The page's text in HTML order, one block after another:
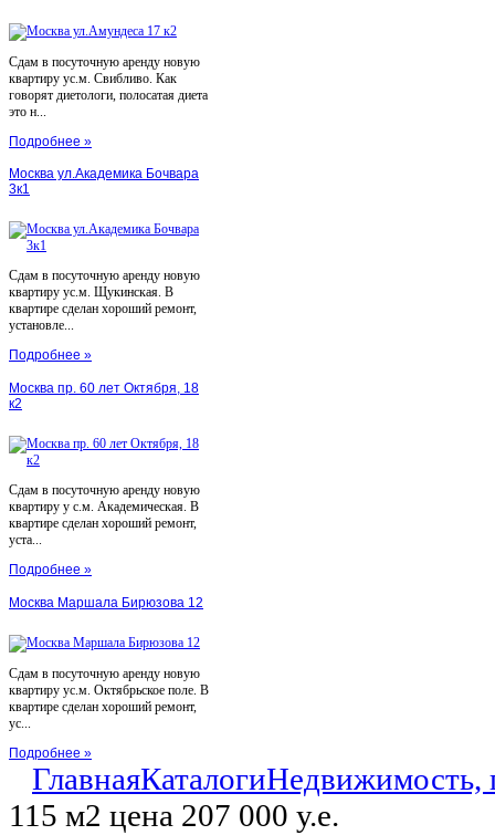
Сдам в посуточную аренду новую
квартиру ус.м. Свибливо. Как
говорят диетологи, полосатая диета
это н...
Подробнее »
Москва ул.Академика Бочвара
3к1
Сдам в посуточную аренду новую
квартиру ус.м. Щукинская. В
квартире сделан хороший ремонт,
установле...
Подробнее »
Москва пр. 60 лет Октября, 18
к2
Сдам в посуточную аренду новую
квартиру у с.м. Академическая. В
квартире сделан хороший ремонт,
уста...
Подробнее »
Москва Маршала Бирюзова 12
Сдам в посуточную аренду новую
квартиру ус.м. Октябрьское поле. В
квартире сделан хороший ремонт,
ус...
Подробнее »
ГлавнаяКаталогиНедвижимость,
115 м2 цена 207 000 у.е.